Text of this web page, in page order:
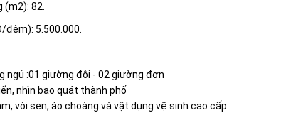
(m2): 82.
đêm): 5.500.000.
ngủ :01 giường đôi - 02 giường đơn
nhìn bao quát thành phố
vòi sen, áo choàng và vật dụng vệ sinh cao cấp